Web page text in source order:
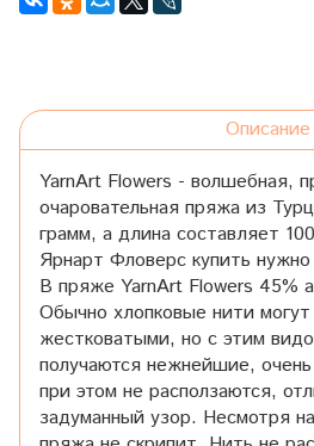
Описание
YarnArt Flowers - волшебная,
очаровательная пряжа из
грамм, а длина составляет
Ярнарт Фловерс купить
В пряже YarnArt Flowers 45%
Обычно хлопковые нити
жестковатыми, но с этим
получаются нежнейшие,
при этом не расползаются,
задуманный узор. Несмотря